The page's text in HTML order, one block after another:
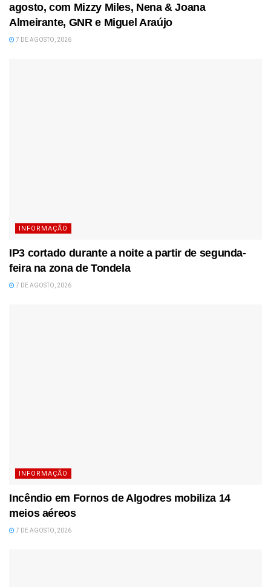
agosto, com Mizzy Miles, Nena & Joana
Almeirante, GNR e Miguel Araújo
7 DE AGOSTO, 2026
INFORMAÇÃO
IP3 cortado durante a noite a partir de segunda-
feira na zona de Tondela
7 DE AGOSTO, 2026
INFORMAÇÃO
Incêndio em Fornos de Algodres mobiliza 14
meios aéreos
7 DE AGOSTO, 2026